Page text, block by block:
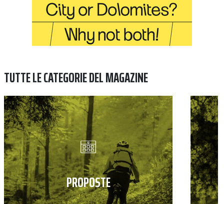
TUTTE LE CATEGORIE DEL MAGAZINE
PROPOSTE